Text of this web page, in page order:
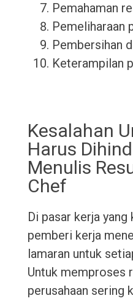
Pemahaman
Pemeliharaan
Pembersihan
Keterampilan
Kesalahan
Harus
Menulis
Chef
Di pasar kerja
pemberi kerja
lamaran untuk
Untuk memproses
perusahaan sering